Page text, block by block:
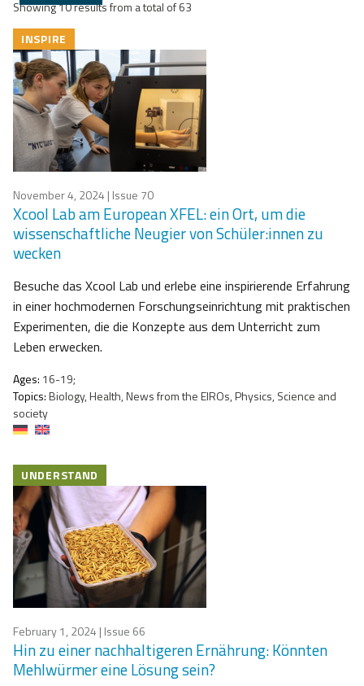
Showing 10 results from a total of 63
INSPIRE
November 4, 2024 | Issue 70
Xcool Lab am European XFEL: ein Ort, um die
wissenschaftliche Neugier von Schüler:innen zu
wecken
Besuche das Xcool Lab und erlebe eine inspirierende Erfahrung
in einer hochmodernen Forschungseinrichtung mit praktischen
Experimenten, die die Konzepte aus dem Unterricht zum
Leben erwecken.
Ages: 16-19;
Topics:Biology, Health, News from the EIROs, Physics, Science and
society
UNDERSTAND
February 1, 2024 | Issue 66
Hin zu einer nachhaltigeren Ernährung: Könnten
Mehlwürmer eine Lösung sein?